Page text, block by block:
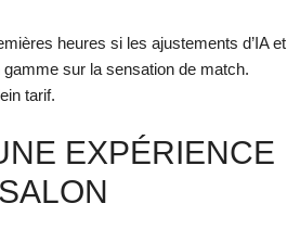
heures si les ajustements d’IA et
sur la sensation de match.
tarif.
EXPÉRIENCE